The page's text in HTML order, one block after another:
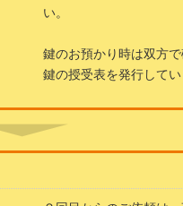
い。
鍵のお預かり時は双方で
鍵の授受表を発行してい